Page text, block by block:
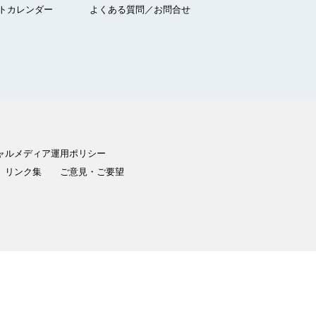
カレンダー よくある質問／お問合せ
ルメディア運用ポリシー
リンク集 ご意見・ご要望